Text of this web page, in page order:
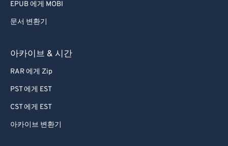
EPUB 에게 MOBI
문서 변환기
아카이브 & 시간
RAR 에게 Zip
PST 에게 EST
CST 에게 EST
아카이브 변환기